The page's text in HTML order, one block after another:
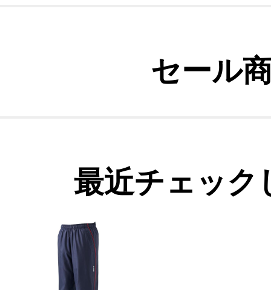
セール
最近チェック